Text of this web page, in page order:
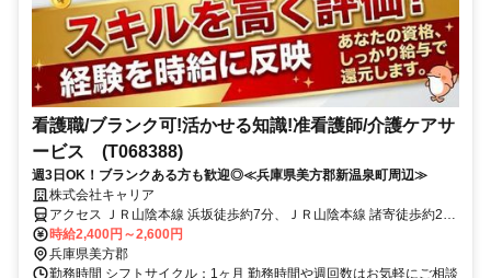
看護職/ブランク可!活かせる知識!准看護師/介護ケアサ
ービス (T068388)
週3日OK！ブランクある方も歓迎◎≪兵庫県美方郡新温泉町周辺≫
株式会社キャリア
アクセス ＪＲ山陰本線 浜坂徒歩約7分、ＪＲ山陰本線 諸寄徒歩約22
分、ＪＲ山陰本線 居組徒歩約85分
時給2,400円～2,600円
兵庫県美方郡
勤務時間 シフトサイクル：1ヶ月 勤務時間や週回数はお気軽にご相談